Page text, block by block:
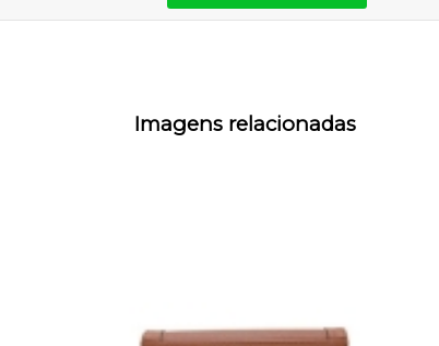
Imagens relacionadas